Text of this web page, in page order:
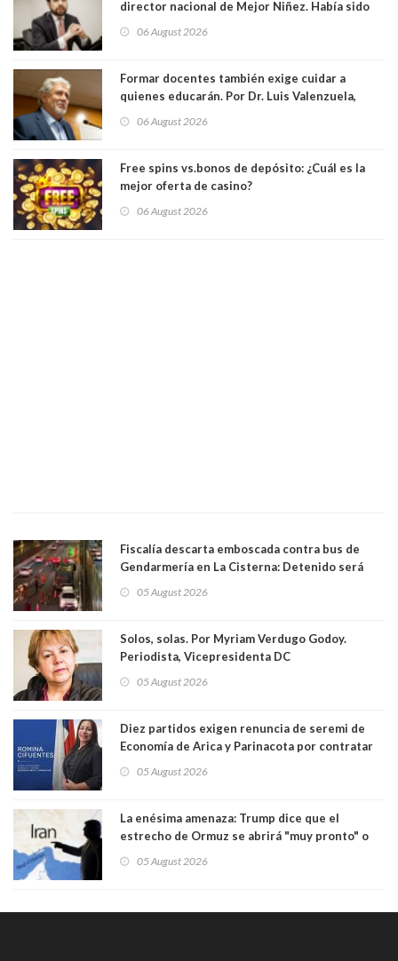
director nacional de Mejor Niñez. Había sido
06 August 2026
Formar docentes también exige cuidar a
quienes educarán. Por Dr. Luis Valenzuela,
Académicos U. Católica Silva Henríquez
06 August 2026
Free spins vs.bonos de depósito: ¿Cuál es la
mejor oferta de casino?
06 August 2026
Fiscalía descarta emboscada contra bus de
Gendarmería en La Cisterna: Detenido será
05 August 2026
Solos, solas. Por Myriam Verdugo Godoy.
Periodista, Vicepresidenta DC
05 August 2026
Diez partidos exigen renuncia de seremi de
Economía de Arica y Parinacota por contratar
una militante de RN, detenida con 47 kilos de
05 August 2026
La enésima amenaza: Trump dice que el
estrecho de Ormuz se abrirá "muy pronto" o
05 August 2026